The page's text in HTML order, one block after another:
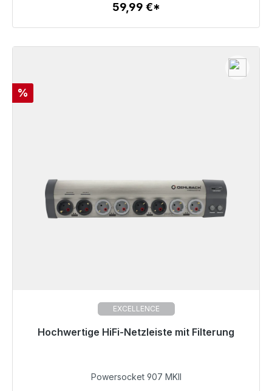
Zum Artikel
59,99 €*
Rabatt
%
EXCELLENCE
Hochwertige HiFi-Netzleiste mit Filterung
Sofort versandfertig, Lieferzeit 48h*
Powersocket 907 MKII